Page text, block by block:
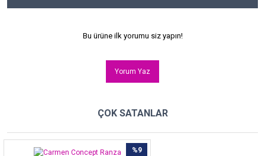
Bu ürüne ilk yorumu siz yapın!
Yorum Yaz
ÇOK SATANLAR
%9